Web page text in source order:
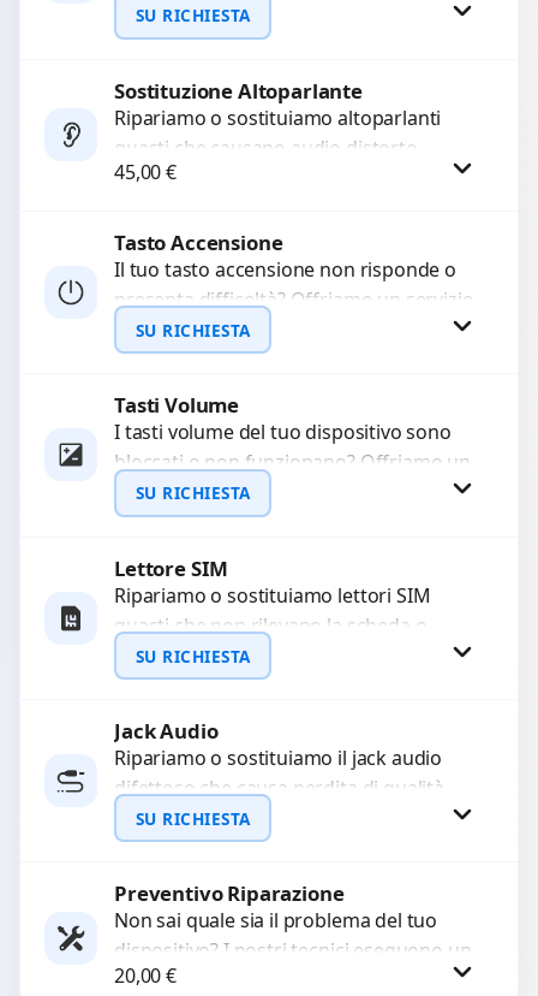
audio delle registrazioni o delle
chiamate. Diagnosi accurata e ricambi
SU RICHIESTA
Richiedi Preventivo
WhatsApp
Sostituzione Altoparlante
Ripariamo o sostituiamo altoparlanti
guasti che causano audio distorto,
basso o assente. Utilizziamo ricambi di
45,00€
Procedi
Tasto Accensione
Il tuo tasto accensione non risponde o
presenta difficoltà? Offriamo un servizio
professionale di riparazione o
sostituzione utilizzando componenti di...
SU RICHIESTA
Richiedi Preventivo
WhatsApp
Tasti Volume
I tasti volume del tuo dispositivo sono
bloccati o non funzionano? Offriamo un
servizio di riparazione o sostituzione
con ricambi...
SU RICHIESTA
Richiedi Preventivo
WhatsApp
Lettore SIM
Ripariamo o sostituiamo lettori SIM
guasti che non rilevano la scheda o
interrompono il segnale. Utilizziamo
ricambi testati e garantiti...
SU RICHIESTA
Richiedi Preventivo
WhatsApp
Jack Audio
Ripariamo o sostituiamo il jack audio
difettoso che causa perdita di qualità
sonora o impossibilità di collegare cuffie
e accessori....
SU RICHIESTA
Richiedi Preventivo
WhatsApp
Preventivo Riparazione
Non sai quale sia il problema del tuo
dispositivo? I nostri tecnici eseguono un
check-up completo con strumenti
20,00€